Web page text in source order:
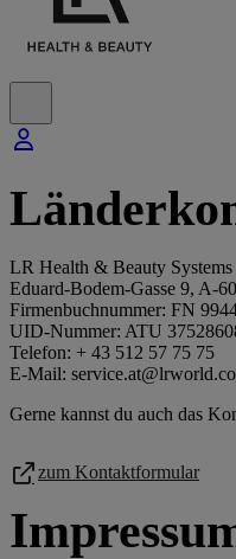
LR Health & Beauty
Eduard-Bodem-Gasse 9, A-
Firmenbuchnummer: FN
UID-Nummer: ATU
Telefon: + 43 512 57 75 75
E-Mail:
Gerne kannst du auch das
zum Kontaktformular